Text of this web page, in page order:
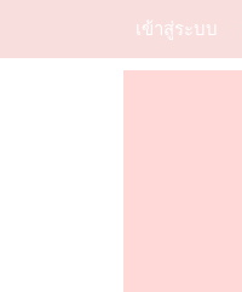
เข้าสู่ระบบ